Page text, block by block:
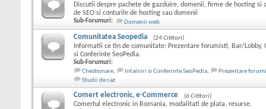
Discutii despre pachete de gazduire, domenii, firme de hosting si
de SEO si conturile de hosting sau domenii
Sub-Forumuri: Domenii web
Comunitatea Seopedia (24 Cititori)
Informatii ce tin de comunitate: Prezentare forumisti, Bar/Lobby,
si Conferinte SeoPedia.
Sub-Forumuri:
Chestionare, Intalniri si Conferinte SeoPedia,
Prezentare
Studii de caz
Comert electronic, e-Commerce (6 Cititori)
Comertul electronic in Romania, modalitati de plata, resurse.